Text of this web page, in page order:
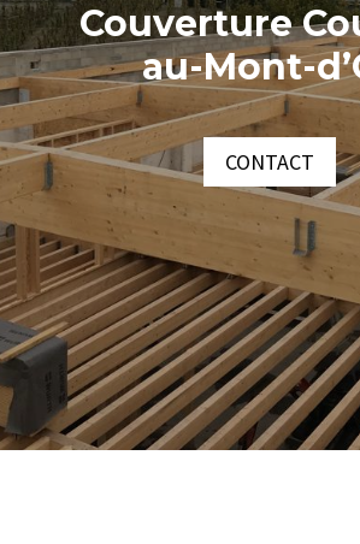
Couverture
au-Mont-
CONTACT